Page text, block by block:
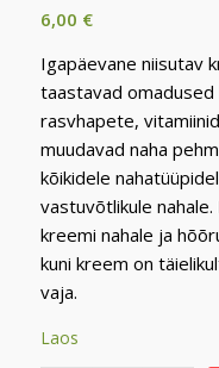
6,00 €
Igapäevane niisutav
taastavad
rasvhapete,
muudavad naha
kõikidele
vastuvõtlikule nahale.
kreemi nahale ja
kuni kreem on
vaja.
Laos